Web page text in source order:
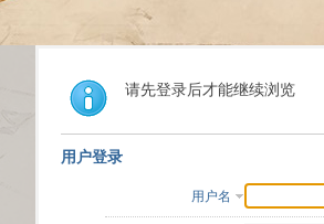
请先登录后才能继续浏览
用户登录
用户名